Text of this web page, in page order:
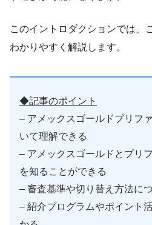
このイントロダクションでは、
わかりやすく解説します。
◆記事のポイント
– アメックスゴールドプリフ
いて理解できる
– アメックスゴールドとプリ
を知ることができる
– 審査基準や切り替え方法に
– 紹介プログラムやポイント